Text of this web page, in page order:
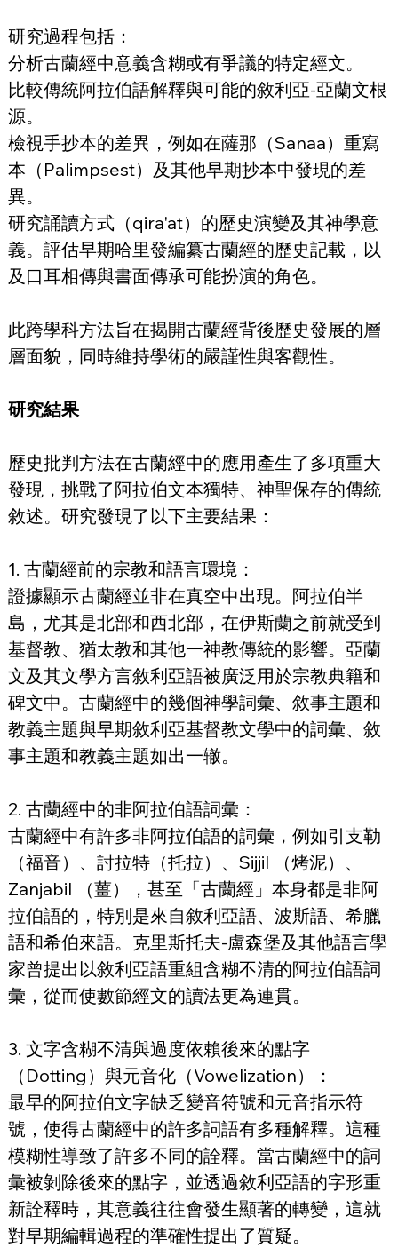
研究過程包括：
分析古蘭經中意義含糊或有爭議的特定經文。
比較傳統阿拉伯語解釋與可能的敘利亞-亞蘭文根
源。
檢視手抄本的差異，例如在薩那（Sanaa）重寫
本（Palimpsest）及其他早期抄本中發現的差
異。
研究誦讀方式（qira'at）的歷史演變及其神學意
義。評估早期哈里發編纂古蘭經的歷史記載，以
及口耳相傳與書面傳承可能扮演的角色。
此跨學科方法旨在揭開古蘭經背後歷史發展的層
層面貌，同時維持學術的嚴謹性與客觀性。
研究結果
歷史批判方法在古蘭經中的應用產生了多項重大
發現，挑戰了阿拉伯文本獨特、神聖保存的傳統
敘述。研究發現了以下主要結果：
1. 古蘭經前的宗教和語言環境：
證據顯示古蘭經並非在真空中出現。阿拉伯半
島，尤其是北部和西北部，在伊斯蘭之前就受到
基督教、猶太教和其他一神教傳統的影響。亞蘭
文及其文學方言敘利亞語被廣泛用於宗教典籍和
碑文中。古蘭經中的幾個神學詞彙、敘事主題和
教義主題與早期敘利亞基督教文學中的詞彙、敘
事主題和教義主題如出一辙。
2. 古蘭經中的非阿拉伯語詞彙：
古蘭經中有許多非阿拉伯語的詞彙，例如引支勒
（福音）、討拉特（托拉）、Sijjil （烤泥）、
Zanjabil （薑），甚至「古蘭經」本身都是非阿
拉伯語的，特別是來自敘利亞語、波斯語、希臘
語和希伯來語。克里斯托夫-盧森堡及其他語言學
家曾提出以敘利亞語重組含糊不清的阿拉伯語詞
彙，從而使數節經文的讀法更為連貫。
3. 文字含糊不清與過度依賴後來的點字
（Dotting）與元音化（Vowelization）：
最早的阿拉伯文字缺乏變音符號和元音指示符
號，使得古蘭經中的許多詞語有多種解釋。這種
模糊性導致了許多不同的詮釋。當古蘭經中的詞
彙被剝除後來的點字，並透過敘利亞語的字形重
新詮釋時，其意義往往會發生顯著的轉變，這就
對早期編輯過程的準確性提出了質疑。